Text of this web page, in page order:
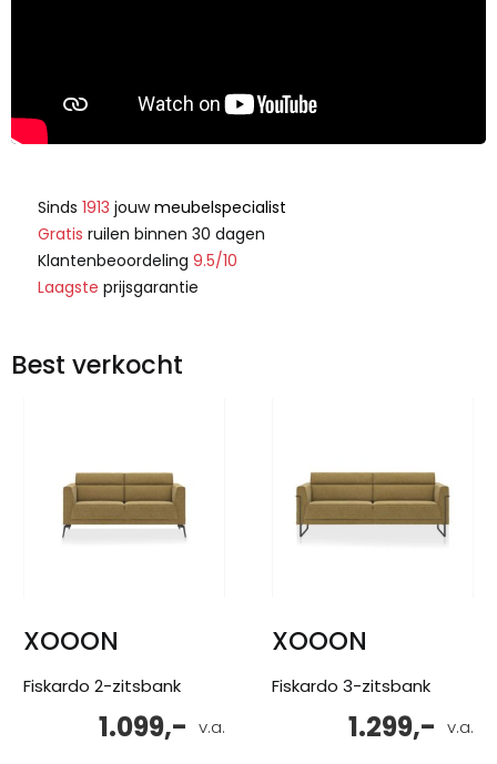
Sinds 1913 jouwmeubelspecialist
Gratis ruilen binnen 30 dagen
Klantenbeoordeling 9.5/10
Laagste prijsgarantie
Best verkocht
XOOON
Fiskardo 2-zitsbank
v.a.
1.099,-
XOOON
Fiskardo 3-zitsbank
v.a.
1.299,-